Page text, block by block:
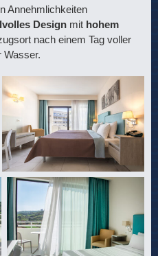
Annehmlichkeiten
Design mit hohem
nach einem Tag voller
Wasser.